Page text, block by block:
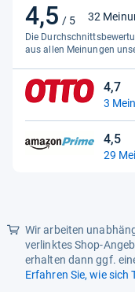
Fassungsvermögen
Fas­sungs­ver­mö­gen
Leistung
4,5 / 5
4,5
von
5
Sternen
32
Die
aus allen Meinungen
4,7
4,7
von
3
4,5
4,5
von
29
Wir arbeiten
verlinktes Shop-
erhalten dann ggf.
Erfahren Sie, wie